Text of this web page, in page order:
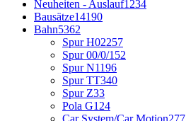
Neuheiten - Auslauf1234
Bausätze14190
Bahn5362
Spur H02257
Spur 00/0/1 52
Spur N1196
Spur TT340
Spur Z33
Pola G124
Car System/Car Motion277